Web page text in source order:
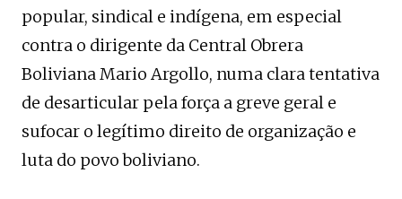
popular, sindical e indígena, em especial
contra o dirigente da Central Obrera
Boliviana Mario Argollo, numa clara tentativa
de desarticular pela força a greve geral e
sufocar o legítimo direito de organização e
luta do povo boliviano.